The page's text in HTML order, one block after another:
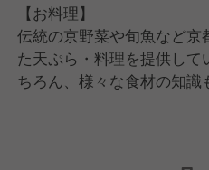
【お料理】
伝統の京野菜や旬魚など京
た天ぷら・料理を提供して
ちろん、様々な食材の知識